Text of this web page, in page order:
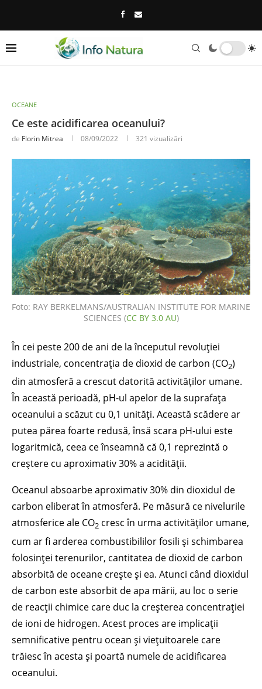
OCEANE
Ce este acidificarea oceanului?
de Florin Mitrea 08/09/2022 321 vizualizări
Foto: RAY BERKELMANS/AUSTRALIAN INSTITUTE FOR MARINE
SCIENCES (CC BY 3.0 AU)
În cei peste 200 de ani de la începutul revoluției
industriale, concentrația de dioxid de carbon (CO2)
din atmosferă a crescut datorită activităților umane.
În această perioadă, pH-ul apelor de la suprafața
oceanului a scăzut cu 0,1 unități. Această scădere ar
putea părea foarte redusă, însă scara pH-ului este
logaritmică, ceea ce înseamnă că 0,1 reprezintă o
creștere cu aproximativ 30% a acidității.
Oceanul absoarbe aproximativ 30% din dioxidul de
carbon eliberat în atmosferă. Pe măsură ce nivelurile
atmosferice ale CO2 cresc în urma activităților umane,
cum ar fi arderea combustibililor fosili și schimbarea
folosinței terenurilor, cantitatea de dioxid de carbon
absorbită de oceane crește și ea. Atunci când dioxidul
de carbon este absorbit de apa mării, au loc o serie
de reacții chimice care duc la creșterea concentrației
de ioni de hidrogen. Acest proces are implicații
semnificative pentru ocean și viețuitoarele care
trăiesc în acesta și poartă numele de acidificarea
oceanului.